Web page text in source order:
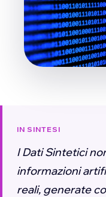
IN SINTESI
I Dati Sintetici
informazioni
reali, generate